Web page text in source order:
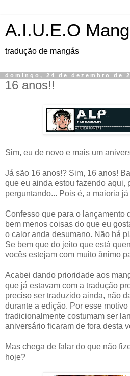
A.I.U.E.O
tradução de mangás
domingo, 24 de dezembro de
16 anos!!
Sim, eu de novo e mais um
Já são 16 anos!? Sim, 16 anos!
que eu ainda estou fazendo aqui,
perguntando... Pois é, a maioria
Confesso que para o lançamento
bem menos coisas do que eu
o calor anda desumano. Não há
Se bem que do jeito que está
vocês estejam com muito ânimo
Acabei dando prioridade aos
que já estavam com a tradução
preciso ser traduzido ainda, não
durante a edição. Por esse
tradicionalmente costumam ser
aniversário ficaram de fora desta
Mas chega de falar do que não
hoje?